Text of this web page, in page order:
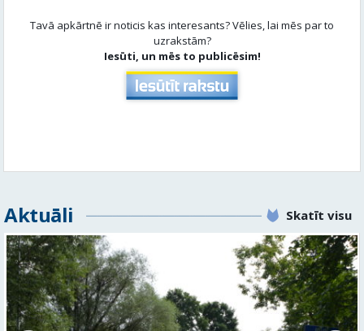
Tavā apkārtnē ir noticis kas interesants? Vēlies, lai mēs par to
uzrakstām?
Iesūti, un mēs to publicēsim!
Aktuāli Skatīt visu